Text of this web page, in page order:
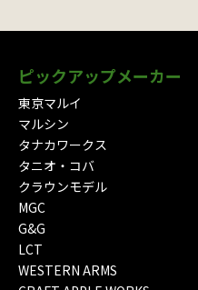
ピックアップメーカー
東京マルイ
マルシン
タナカワークス
タニオ・コバ
クラウンモデル
MGC
G&G
LCT
WESTERN ARMS